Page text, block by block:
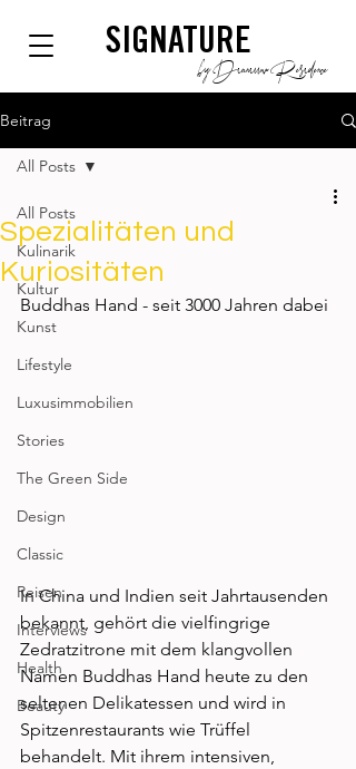
SIGNATURE
by Dianium Residence
Beitrag
All Posts
Kulinarik
Kultur
Kunst
Lifestyle
Luxusimmobilien
Stories
The Green Side
Design
Classic
Reisen
Interviews
Health
Beauty
All Posts
Spezialitäten und
Kuriositäten
Buddhas Hand - seit 3000 Jahren dabei
In China und Indien seit Jahrtausenden
bekannt, gehört die vielfingrige
Zedratzitrone mit dem klangvollen
Namen Buddhas Hand heute zu den
seltenen Delikatessen und wird in
Spitzenrestaurants wie Trüffel
behandelt. Mit ihrem intensiven,